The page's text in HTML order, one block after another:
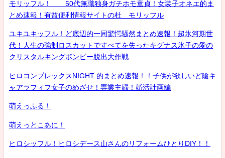
モリッフル！ 50代無職独身ガチホモ童貞！女装子オネエ的ま
とめ速報！有益便利情報サイトの杜 モリッフル
ユキユキッフル！ど底辺的一同驚愕騒然まとめ速報！超氷河期世
代！人生の強制ロスカットですべてを失ったキグナス氷子の愛の
クリスタルキングボンビー脱出大作戦
ヒロコンプレックスNIGHT 的まとめ速報！！子供が欲しいど陰キ
ャアラフィフ女子のめざせ！専業主婦！婚活計画編
萌えっふる！
萌えっとこあに！
ヒロシッフル！ヒロシデース山さんのリフォームひとりDIY！！